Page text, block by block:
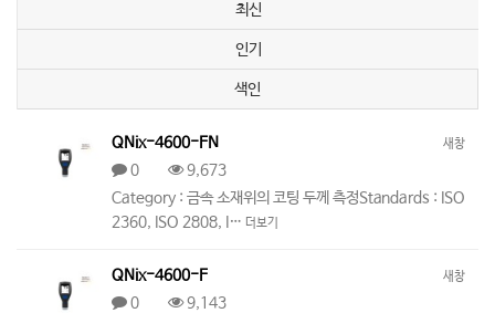
최신
인기
색인
새창
QNix-4600-FN
0
9,673
Category : 금속 소재위의 코팅 두께 측정Standards : ISO
2360, ISO 2808, I… 더보기
새창
QNix-4600-F
0
9,143